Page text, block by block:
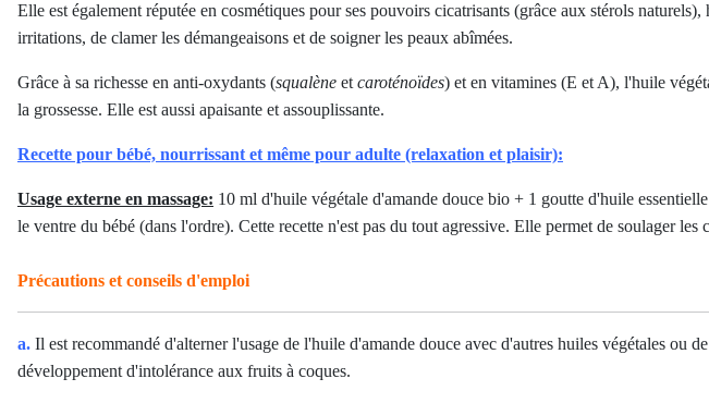
Elle est également réputée en cosmétiques pour ses pouvoirs cicatrisants (grâce aux stérols
irritations, de clamer les démangeaisons et de soigner les peaux abîmées.
Grâce à sa richesse en anti-oxydants (squalène et caroténoïdes) et en vitamines (E et A), l'huile
la grossesse. Elle est aussi apaisante et assouplissante.
Recette pour bébé, nourrissant et même pour adulte (relaxation et plaisir):
Usage externe en massage: 10 ml d'huile végétale d'amande douce bio + 1 goutte d'huile
le ventre du bébé (dans l'ordre). Cette recette n'est pas du tout agressive. Elle permet de soulager
Précautions et conseils d'emploi
a. Il est recommandé d'alterner l'usage de l'huile d'amande douce avec d'autres huiles végétales ou
développement d'intolérance aux fruits à coques.